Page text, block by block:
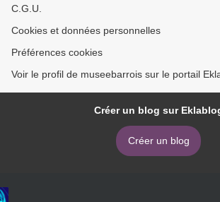
C.G.U.
Cookies et données personnelles
Préférences cookies
Voir le profil de museebarrois sur le portail
Créer un blog sur
Créer un blog